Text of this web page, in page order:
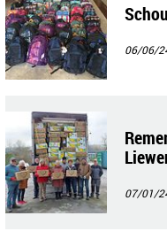
06/06/
07/01/